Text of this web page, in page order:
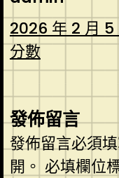
2026 年 2 月 5
分數
發佈留言
發佈留言必須
開。 必填欄位